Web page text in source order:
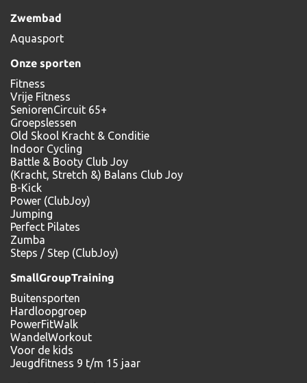
Zwembad
Aquasport
Onze sporten
Fitness
Vrije Fitness
SeniorenCircuit 65+
Groepslessen
Old Skool Kracht & Conditie
Indoor Cycling
Battle & Booty Club Joy
(Kracht, Stretch &) Balans Club Joy
B-Kick
Power (ClubJoy)
Jumping
Perfect Pilates
Zumba
Steps / Step (ClubJoy)
SmallGroupTraining
Buitensporten
Hardloopgroep
PowerFitWalk
WandelWorkout
Voor de kids
Jeugdfitness 9 t/m 15 jaar